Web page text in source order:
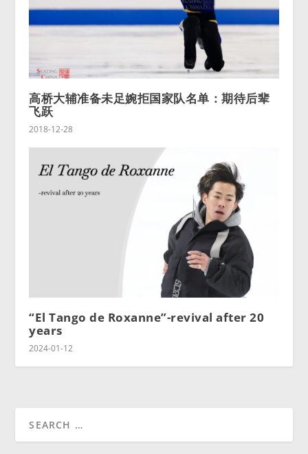
高桥大辅准备未足婉拒国家队名单：期待后辈
飞跃
2018-12-28
“El Tango de Roxanne”-revival after 20
years
2024-01-12